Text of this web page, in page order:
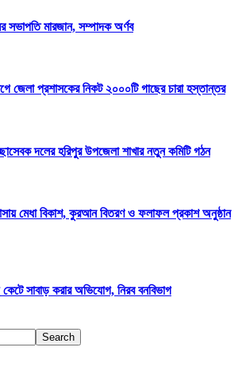
সভাপতি মারজান, সম্পাদক অর্ণব
প্রশাসকের নিকট ২০০০টি গাছের চারা হস্তান্তর
দলের হরিপুর উপজেলা শাখার নতুন কমিটি গঠন
মেধা বিকাশ, কুরআন বিতরণ ও ফলাফল প্রকাশ অনুষ্ঠান
সাবাড় করার অভিযোগ, নিরব বনবিভাগ
Search